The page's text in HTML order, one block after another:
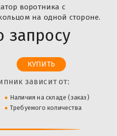
воротника с
на одной стороне.
запросу
зависит от:
Наличия на складе (заказ)
Требуемого количества